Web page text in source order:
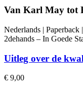
Van Karl May tot
Nederlands | Paperback
2dehands – In Goede
Uitleg over de
€ 9,00